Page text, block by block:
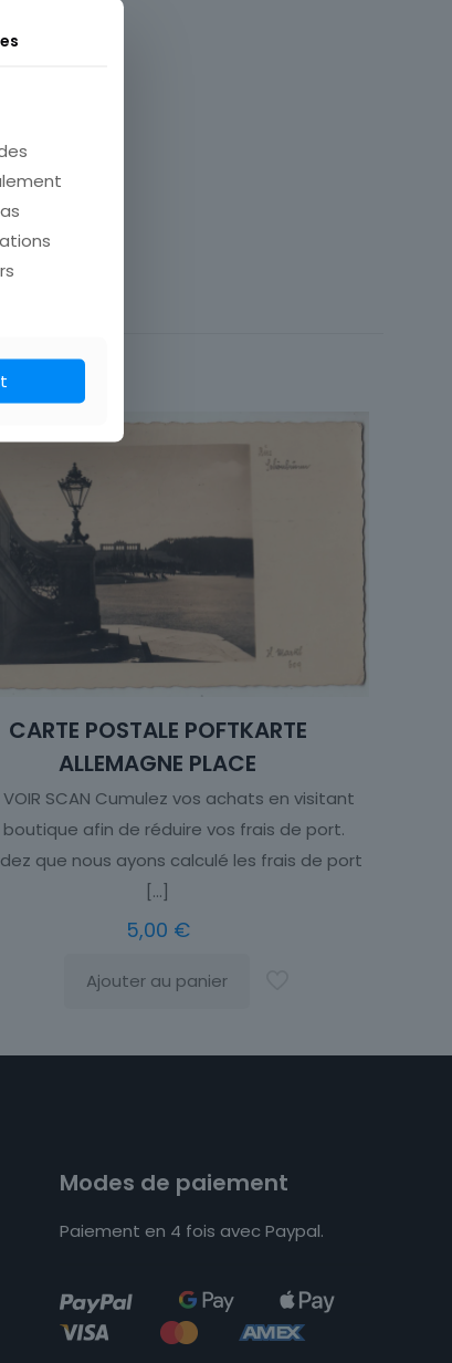
CARTE POSTALE POFTKARTE
ALLEMAGNE PLACE
VOIR SCAN Cumulez vos achats en visitant
afin de réduire vos frais de port.
que nous ayons calculé les frais de port
[…]
5,00 €
Ajouter au panier
Modes de paiement
Paiement en 4 fois avec Paypal.